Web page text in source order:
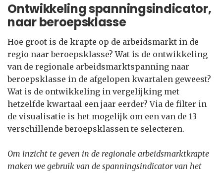
Ontwikkeling spanningsindicator,
naar beroepsklasse
Hoe groot is de krapte op de arbeidsmarkt in de
regio naar beroepsklasse? Wat is de ontwikkeling
van de regionale arbeidsmarktspanning naar
beroepsklasse in de afgelopen kwartalen geweest?
Wat is de ontwikkeling in vergelijking met
hetzelfde kwartaal een jaar eerder? Via de filter in
de visualisatie is het mogelijk om een van de 13
verschillende beroepsklassen te selecteren.
Om inzicht te geven in de regionale arbeidsmarktkrapte
maken we gebruik van de spanningsindicator van het